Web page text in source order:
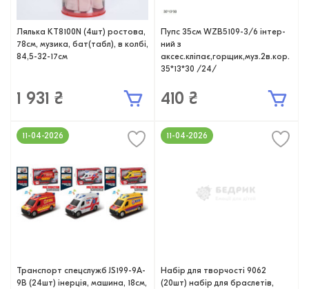
Лялька KT8100N (4шт) ростова,
78см, музика, бат(табл), в колбі,
84,5-32-17см
1 931 ₴
Пупс 35см WZB5109-3/6 інтер-
ний з
аксес.кліпає,горщик,муз.2в.кор.
35*13*30 /24/
410 ₴
Транспорт спецслужб JS199-9A-
9B (24шт) інерція, машина, 18см,
11-04-2026
Набір для творчості 9062
(20шт) набір для браслетів,
11-04-2026